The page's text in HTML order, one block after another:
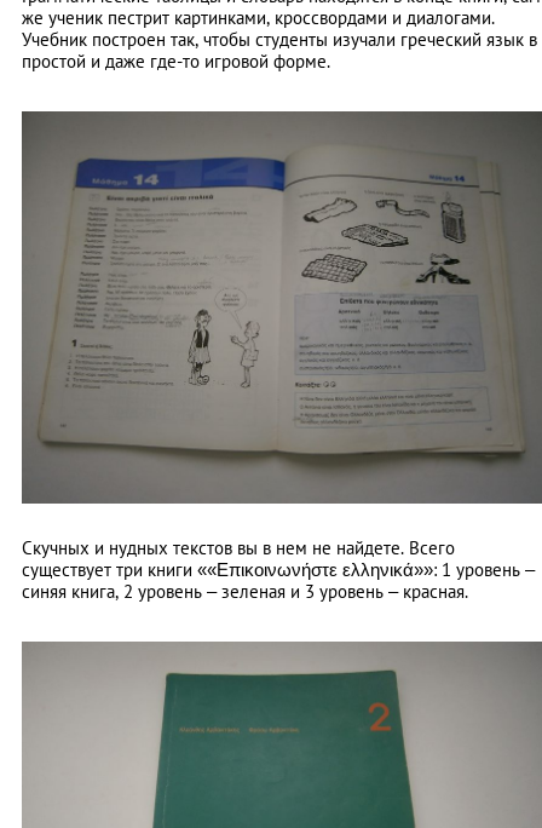
же ученик пестрит картинками, кроссвордами и диалогами.
Учебник построен так, чтобы студенты изучали греческий язык в
простой и даже где-то игровой форме.
Скучных и нудных текстов вы в нем не найдете. Всего
существует три книги ««Επικοινωνήστε ελληνικά»»: 1 уровень –
синяя книга, 2 уровень – зеленая и 3 уровень – красная.